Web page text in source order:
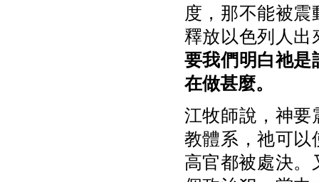
度，那不能被
釋放以色列人出
要我們明白祂是
在做甚麼。
江牧師說，神要
教體系，祂可以
高官都被處決。